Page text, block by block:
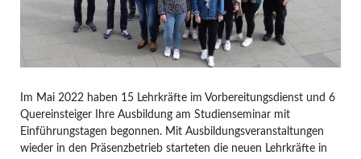
Im Mai 2022 haben 15 Lehrkräfte im Vorbereitungsdienst und 6
Quereinsteiger Ihre Ausbildung am Studienseminar mit
Einführungstagen begonnen. Mit Ausbildungsveranstaltungen
wieder in den Präsenzbetrieb starteten die neuen Lehrkräfte in